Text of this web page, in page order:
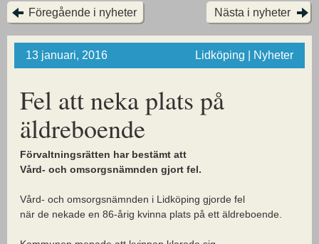
Föregående i nyheter Nästa i nyheter
13 januari, 2016 Lidköping | Nyheter
Fel att neka plats på
äldreboende
Förvaltningsrätten har bestämt att
Vård- och omsorgsnämnden gjort fel.
Vård- och omsorgsnämnden i Lidköping gjorde fel
när de nekade en 86-årig kvinna plats på ett äldreboende.